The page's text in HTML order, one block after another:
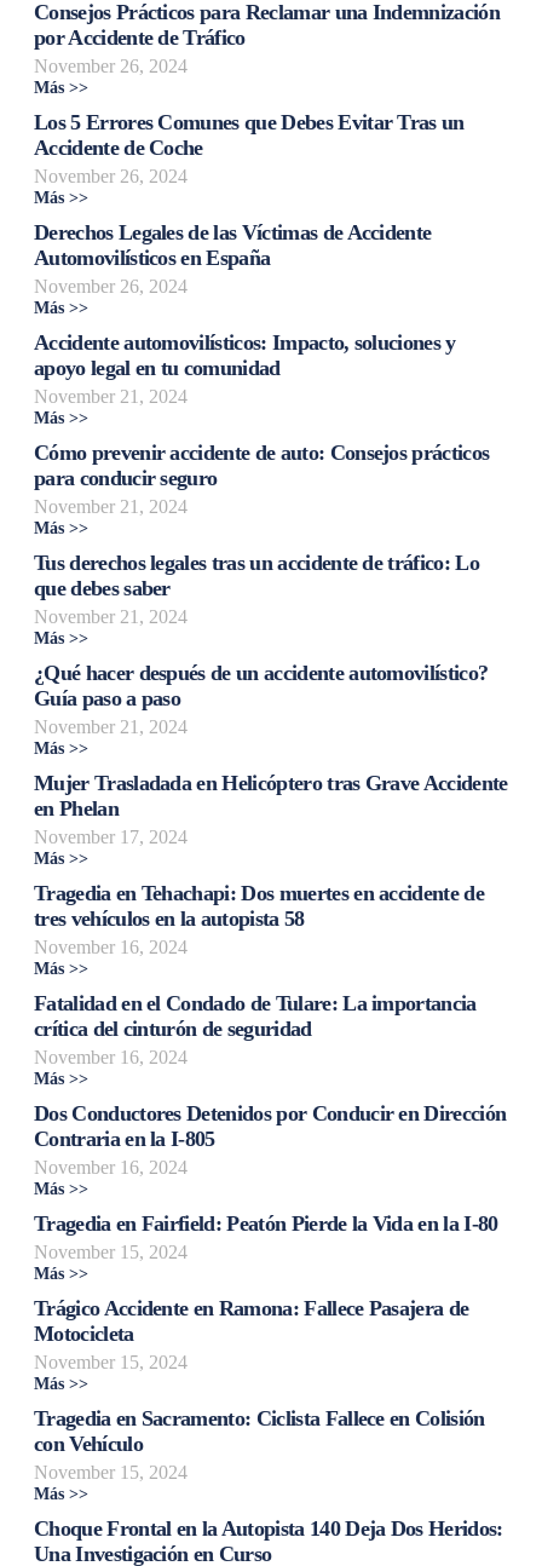
Consejos Prácticos para Reclamar una Indemnización
por Accidente de Tráfico
November 26, 2024
Más >>
Los 5 Errores Comunes que Debes Evitar Tras un
Accidente de Coche
November 26, 2024
Más >>
Derechos Legales de las Víctimas de Accidente
Automovilísticos en España
November 26, 2024
Más >>
Accidente automovilísticos: Impacto, soluciones y
apoyo legal en tu comunidad
November 21, 2024
Más >>
Cómo prevenir accidente de auto: Consejos prácticos
para conducir seguro
November 21, 2024
Más >>
Tus derechos legales tras un accidente de tráfico: Lo
que debes saber
November 21, 2024
Más >>
¿Qué hacer después de un accidente automovilístico?
Guía paso a paso
November 21, 2024
Más >>
Mujer Trasladada en Helicóptero tras Grave Accidente
en Phelan
November 17, 2024
Más >>
Tragedia en Tehachapi: Dos muertes en accidente de
tres vehículos en la autopista 58
November 16, 2024
Más >>
Fatalidad en el Condado de Tulare: La importancia
crítica del cinturón de seguridad
November 16, 2024
Más >>
Dos Conductores Detenidos por Conducir en Dirección
Contraria en la I-805
November 16, 2024
Más >>
Tragedia en Fairfield: Peatón Pierde la Vida en la I-80
November 15, 2024
Más >>
Trágico Accidente en Ramona: Fallece Pasajera de
Motocicleta
November 15, 2024
Más >>
Tragedia en Sacramento: Ciclista Fallece en Colisión
con Vehículo
November 15, 2024
Más >>
Choque Frontal en la Autopista 140 Deja Dos Heridos:
Una Investigación en Curso